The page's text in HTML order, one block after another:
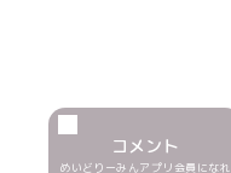
コメント
めいどりーみんアプリ会員になれ